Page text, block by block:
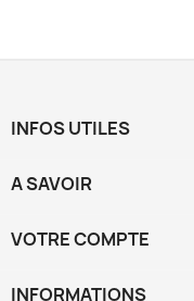
INFOS UTILES
A SAVOIR
VOTRE COMPTE
INFORMATIONS